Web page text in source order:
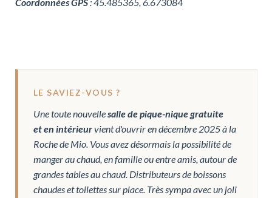
LE SAVIEZ-VOUS ?
Une toute nouvellesalle de pique-nique gratuite
et en intérieurvient d'ouvrir en décembre 2025 à la
Roche de Mio. Vous avez désormais la possibilité de
manger au chaud, en famille ou entre amis, autour de
grandes tables au chaud. Distributeurs de boissons
chaudes et toilettes sur place. Très sympa avec un joli